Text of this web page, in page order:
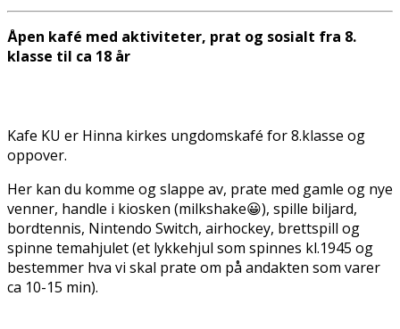
Åpen kafé med aktiviteter, prat og sosialt fra 8.
klasse til ca 18 år
Kafe KU er Hinna kirkes ungdomskafé for 8.klasse og
oppover.
Her kan du komme og slappe av, prate med gamle og nye
venner, handle i kiosken (milkshake😀), spille biljard,
bordtennis, Nintendo Switch, airhockey, brettspill og
spinne temahjulet (et lykkehjul som spinnes kl.1945 og
bestemmer hva vi skal prate om på andakten som varer
ca 10-15 min).